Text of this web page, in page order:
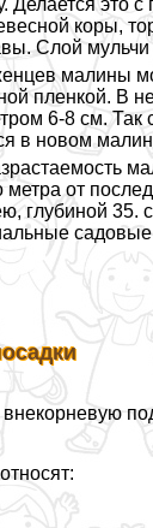
коры,
Слой мульчи
малины
пленкой. В
6-8 см. Так
в новом
метра от
глубиной 35.
садовые